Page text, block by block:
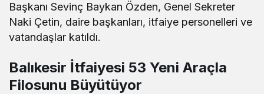
Başkanı Sevinç Baykan Özden, Genel Sekreter
Naki Çetin, daire başkanları, itfaiye personelleri ve
vatandaşlar katıldı.
Balıkesir İtfaiyesi 53 Yeni Araçla
Filosunu Büyütüyor